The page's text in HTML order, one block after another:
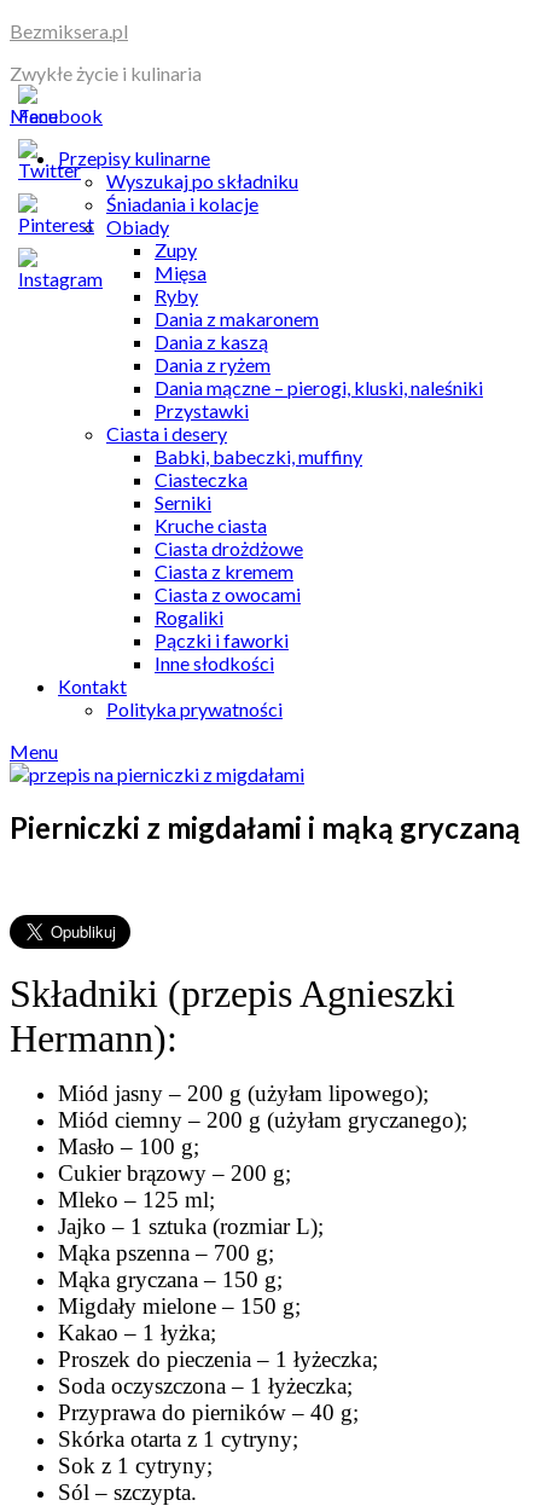
Skip
content
Bezmiksera.pl
Zwykłe życie i kulinaria
Menu
Przepisy kulinarne
Wyszukaj po składniku
Śniadania i kolacje
Obiady
Zupy
Mięsa
Ryby
Dania z makaronem
Dania z kaszą
Dania z ryżem
Dania mączne – pierogi, kluski, naleśniki
Przystawki
Ciasta i desery
Babki, babeczki, muffiny
Ciasteczka
Serniki
Kruche ciasta
Ciasta drożdżowe
Ciasta z kremem
Ciasta z owocami
Rogaliki
Pączki i faworki
Inne słodkości
Kontakt
Polityka prywatności
Menu
Pierniczki z migdałami i mąką gryczaną
Składniki (przepis Agnieszki
Hermann):
Miód jasny – 200 g (użyłam lipowego);
Miód ciemny – 200 g (użyłam gryczanego);
Masło – 100 g;
Cukier brązowy – 200 g;
Mleko – 125 ml;
Jajko – 1 sztuka (rozmiar L);
Mąka pszenna – 700 g;
Mąka gryczana – 150 g;
Migdały mielone – 150 g;
Kakao – 1 łyżka;
Proszek do pieczenia – 1 łyżeczka;
Soda oczyszczona – 1 łyżeczka;
Przyprawa do pierników – 40 g;
Skórka otarta z 1 cytryny;
Sok z 1 cytryny;
Sól – szczypta.